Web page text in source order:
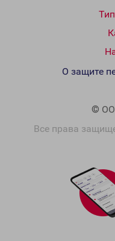
©
Все права
О защите